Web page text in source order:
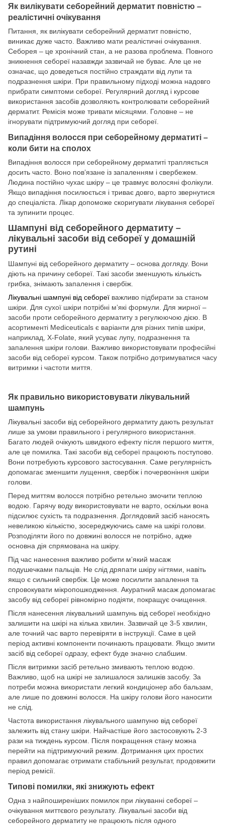
Як вилікувати себорейний дерматит повністю –
реалістичні очікування
Питання, як вилікувати себорейний дерматит повністю,
виникає дуже часто. Важливо мати реалістичні очікування.
Себорея – це хронічний стан, а не разова проблема. Повного
зникнення себореї назавжди зазвичай не буває. Але це не
означає, що доведеться постійно страждати від лупи та
подразнення шкіри. При правильному підході можна надовго
прибрати симптоми себореї. Регулярний догляд і курсове
використання засобів дозволяють контролювати себорейний
дерматит. Ремісія може тривати місяцями. Головне – не
ігнорувати підтримуючий догляд при себореї.
Випадіння волосся при себорейному дерматиті –
коли бити на сполох
Випадіння волосся при себорейному дерматиті трапляється
досить часто. Воно пов’язане із запаленням і свербежем.
Людина постійно чухає шкіру – це травмує волосяні фолікули.
Якщо випадіння посилюється і триває довго, варто звернутися
до спеціаліста. Лікар допоможе скоригувати лікування себореї
та зупинити процес.
Шампуні від себорейного дерматиту –
лікувальні засоби від себореї у домашній
рутині
Шампуні від себорейного дерматиту – основа догляду. Вони
діють на причину себореї. Такі засоби зменшують кількість
грибка, знімають запалення і свербіж.
Лікувальні шампуні від себореї важливо підбирати за станом
шкіри. Для сухої шкіри потрібні м’які формули. Для жирної –
засоби проти себорейного дерматиту з регулюючою дією. В
асортименті Mediceuticals є варіанти для різних типів шкіри,
наприклад, X-Folate, який усуває лупу, подразнення та
запалення шкіри голови. Важливо використовувати професійні
засоби від себореї курсом. Також потрібно дотримуватися часу
витримки і частоти миття.
Як правильно використовувати лікувальний
шампунь
Лікувальні засоби від себорейного дерматиту дають результат
лише за умови правильного і регулярного використання.
Багато людей очікують швидкого ефекту після першого миття,
але це помилка. Такі засоби від себореї працюють поступово.
Вони потребують курсового застосування. Саме регулярність
допомагає зменшити лущення, свербіж і почервоніння шкіри
голови.
Перед миттям волосся потрібно ретельно змочити теплою
водою. Гарячу воду використовувати не варто, оскільки вона
підсилює сухість та подразнення. Доглядовий засіб наносять
невеликою кількістю, зосереджуючись саме на шкірі голови.
Розподіляти його по довжині волосся не потрібно, адже
основна дія спрямована на шкіру.
Під час нанесення важливо робити м’який масаж
подушечками пальців. Не слід дряпати шкіру нігтями, навіть
якщо є сильний свербіж. Це може посилити запалення та
спровокувати мікропошкодження. Акуратний масаж допомагає
засобу від себореї рівномірно подіяти, покращує очищення.
Після нанесення лікувальний шампунь від себореї необхідно
залишити на шкірі на кілька хвилин. Зазвичай це 3-5 хвилин,
але точний час варто перевіряти в інструкції. Саме в цей
період активні компоненти починають працювати. Якщо змити
засіб від себореї одразу, ефект буде значно слабшим.
Після витримки засіб ретельно змивають теплою водою.
Важливо, щоб на шкірі не залишалося залишків засобу. За
потреби можна використати легкий кондиціонер або бальзам,
але лише по довжині волосся. На шкіру голови його наносити
не слід.
Частота використання лікувального шампуню від себореї
залежить від стану шкіри. Найчастіше його застосовують 2-3
рази на тиждень курсом. Після покращення стану можна
перейти на підтримуючий режим. Дотримання цих простих
правил допомагає отримати стабільний результат, продовжити
період ремісії.
Типові помилки, які знижують ефект
Одна з найпоширеніших помилок при лікуванні себореї –
очікування миттєвого результату. Лікувальні засоби від
себорейного дерматиту не працюють після одного